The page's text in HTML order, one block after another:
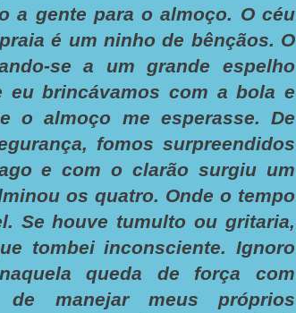
a gente para o almoço. O céu
é um ninho de bênçãos. O
se a um grande espelho
eu brincávamos com a bola e
o almoço me esperasse. De
fomos surpreendidos
e com o clarão surgiu um
os quatro. Onde o tempo
Se houve tumulto ou gritaria,
tombei inconsciente. Ignoro
queda de força com
de manejar meus próprios